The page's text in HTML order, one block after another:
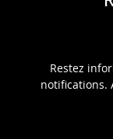
Restez
notifications.